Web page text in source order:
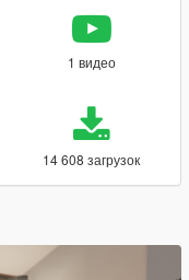
1 видео
14 608 загрузок